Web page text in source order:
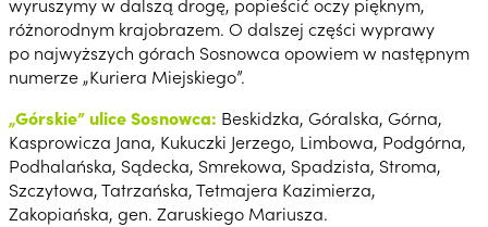
różnorodnym krajobrazem. O dalszej części wyprawy
po najwyższych górach Sosnowca opowiem w następnym
numerze „Kuriera Miejskiego”.
„Górskie” ulice Sosnowca: Beskidzka, Góralska, Górna,
Kasprowicza Jana, Kukuczki Jerzego, Limbowa, Podgórna,
Podhalańska, Sądecka, Smrekowa, Spadzista, Stroma,
Szczytowa, Tatrzańska, Tetmajera Kazimierza,
Zakopiańska, gen. Zaruskiego Mariusza.